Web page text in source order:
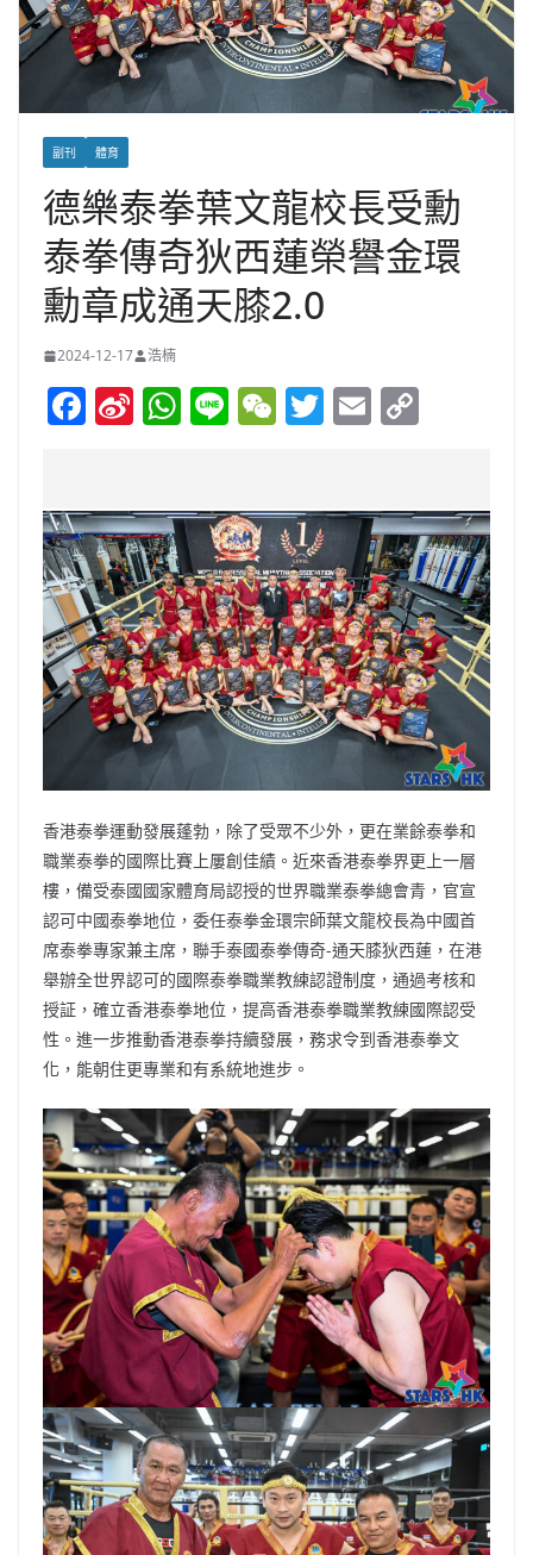
副刊 體育
德樂泰拳葉文龍校長受勳
泰拳傳奇狄西蓮榮譽金環
勳章成通天膝2.0
2024-12-17 浩楠
F
e
b
o
o
k
Si
W
ei
b
o
W
s
A
p
p
Li W
h
at
T
er
E
l y
Li
n
k
香港泰拳運動發展蓬勃，除了受眾不少外，更在業餘泰拳和
職業泰拳的國際比賽上屢創佳績。近來香港泰拳界更上一層
樓，備受泰國國家體育局認授的世界職業泰拳總會青，官宣
認可中國泰拳地位，委任泰拳金環宗師葉文龍校長為中國首
席泰拳專家兼主席，聯手泰國泰拳傳奇-通天膝狄西蓮，在港
舉辦全世界認可的國際泰拳職業教練認證制度，通過考核和
授証，確立香港泰拳地位，提高香港泰拳職業教練國際認受
性。進一步推動香港泰拳持續發展，務求令到香港泰拳文
化，能朝住更專業和有系統地進步。